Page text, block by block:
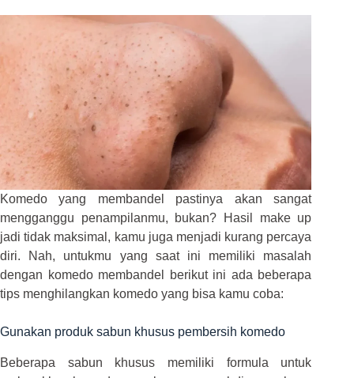
Komedo yang membandel pastinya akan sangat
mengganggu penampilanmu, bukan? Hasil make up
jadi tidak maksimal, kamu juga menjadi kurang percaya
diri. Nah, untukmu yang saat ini memiliki masalah
dengan komedo membandel berikut ini ada beberapa
tips menghilangkan komedo yang bisa kamu coba:
Gunakan produk sabun khusus pembersih komedo
Beberapa sabun khusus memiliki formula untuk